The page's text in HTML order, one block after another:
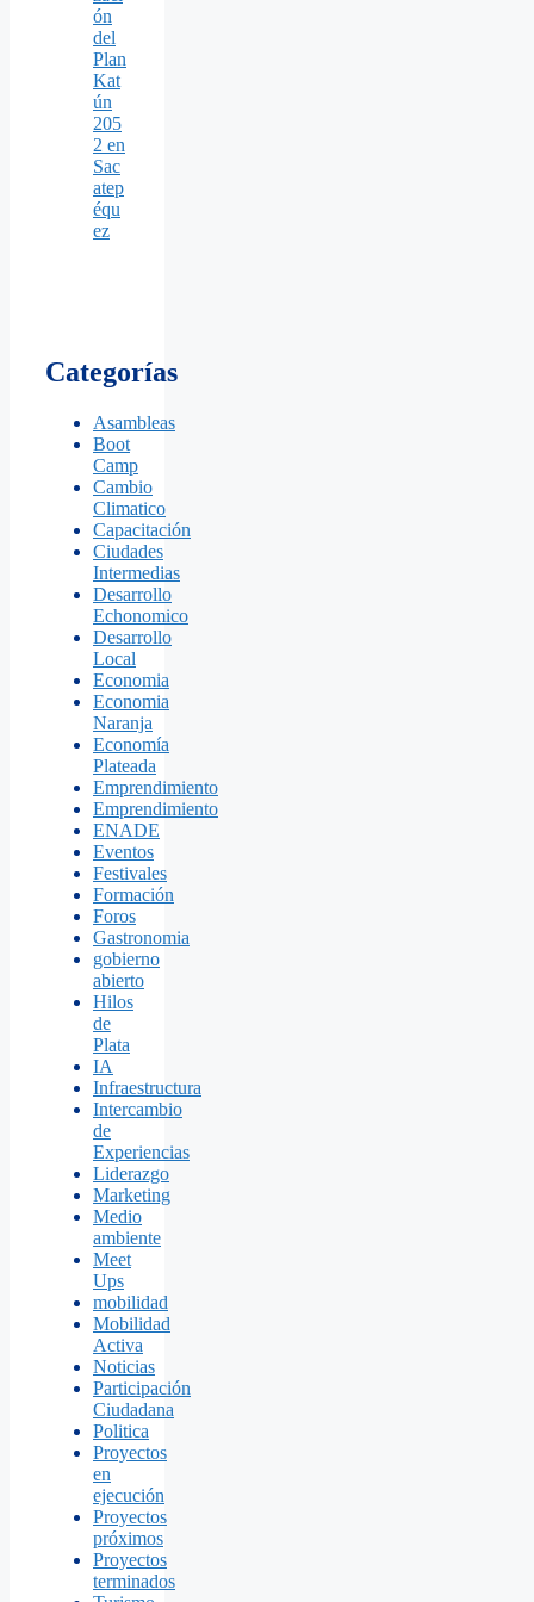
ón
del
Plan
Kat
ún
205
2 en
Sac
atep
équ
ez
Categorías
Asambleas
Boot
Camp
Cambio
Climatico
Capacitación
Ciudades
Intermedias
Desarrollo
Echonomico
Desarrollo
Local
Economia
Economia
Naranja
Economía
Plateada
Emprendimiento
Emprendimiento
ENADE
Eventos
Festivales
Formación
Foros
Gastronomia
gobierno
abierto
Hilos
de
Plata
IA
Infraestructura
Intercambio
de
Experiencias
Liderazgo
Marketing
Medio
ambiente
Meet
Ups
mobilidad
Mobilidad
Activa
Noticias
Participación
Ciudadana
Politica
Proyectos
en
ejecución
Proyectos
próximos
Proyectos
terminados